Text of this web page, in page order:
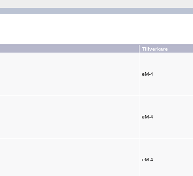
Tillverkare
eM-4
eM-4
eM-4